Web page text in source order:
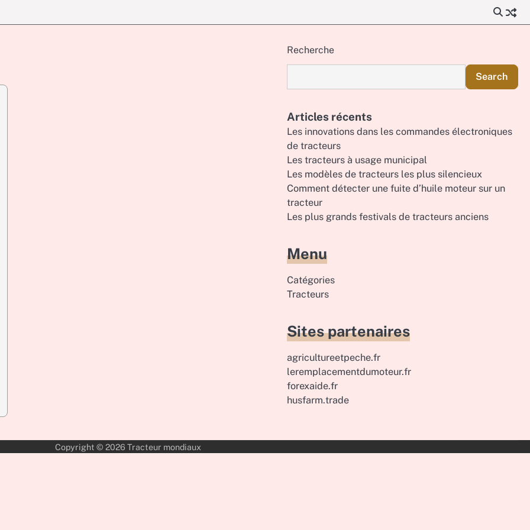
Recherche
Search
Articles récents
Les innovations dans les commandes électroniques
de tracteurs
Les tracteurs à usage municipal
Les modèles de tracteurs les plus silencieux
Comment détecter une fuite d’huile moteur sur un
tracteur
Les plus grands festivals de tracteurs anciens
Menu
Catégories
Tracteurs
Sites partenaires
agricultureetpeche.fr
leremplacementdumoteur.fr
forexaide.fr
husfarm.trade
Copyright © 2026 Tracteur mondiaux